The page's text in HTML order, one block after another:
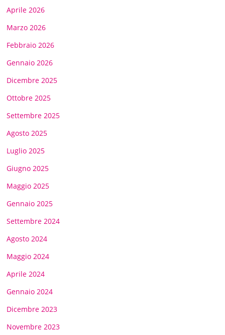
Aprile 2026
Marzo 2026
Febbraio 2026
Gennaio 2026
Dicembre 2025
Ottobre 2025
Settembre 2025
Agosto 2025
Luglio 2025
Giugno 2025
Maggio 2025
Gennaio 2025
Settembre 2024
Agosto 2024
Maggio 2024
Aprile 2024
Gennaio 2024
Dicembre 2023
Novembre 2023